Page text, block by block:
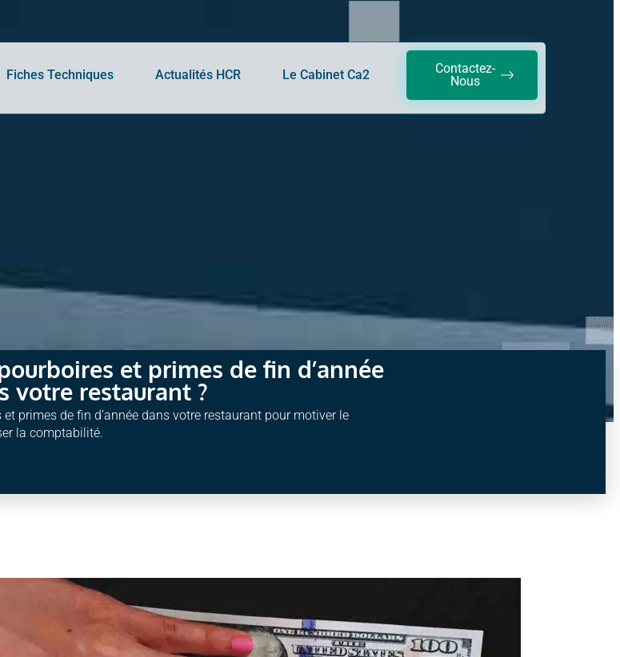
Fiches Techniques Actualités HCR Le Cabinet Ca2
Contactez-
Nous
et primes de fin d’année
votre restaurant ?
primes de fin d’année dans votre restaurant pour motiver le
la comptabilité.